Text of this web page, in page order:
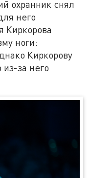
охранник снял
него
Киркорова
ноги:
Киркорову
за него